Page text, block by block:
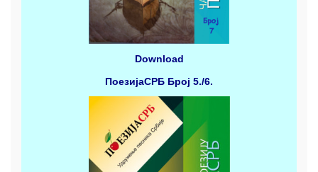
Download
ПоезијаСРБ Број 5./6.